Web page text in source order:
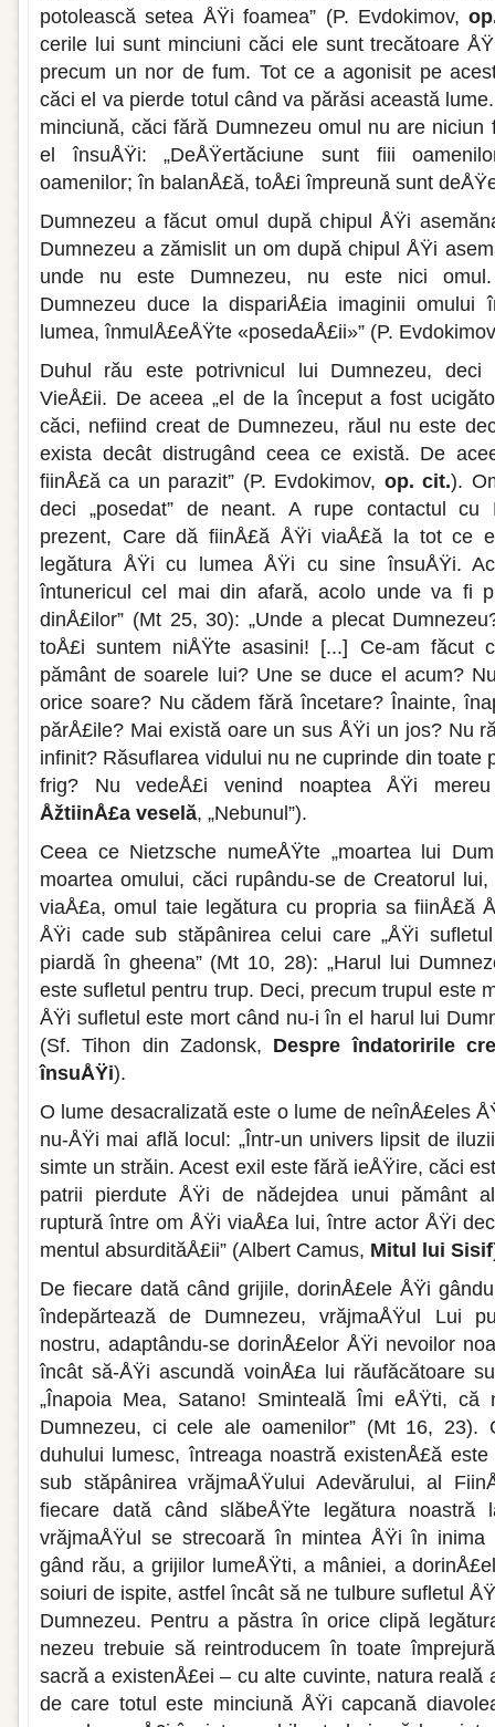
potolească setea ÅŸi foa­mea” (P. Evdokimov,
cerile lui sunt minciuni căci ele sunt trecă­toare
precum un nor de fum. Tot ce a agonisit pe
căci el va pierde totul când va părăsi această
minciună, căci fără Dumnezeu omul nu are niciun
el însuÅŸi: „DeÅŸertăciune sunt fiii
oamenilor; în balanÅ£ă, toÅ£i împreu­nă sunt
Dumnezeu a făcut omul după chipul ÅŸi
Dumne­zeu a zămislit un om după chipul ÅŸi
unde nu este Dumnezeu, nu este nici
Dumnezeu duce la dispariÅ£ia imaginii omului
lumea, înmulÅ£eÅŸte «posedaÅ£ii»” (P.
Duhul rău este potrivnicul lui Dum­nezeu, deci
VieÅ£ii. De aceea „el de la început a fost
căci, nefiind creat de Dumnezeu, răul nu este
exista decât distrugând ceea ce există. De
fiinÅ£ă ca un parazit” (P. Evdokimov, op. cit.).
deci „posedat” de neant. A rupe contactul cu
prezent, Care dă fiinÅ£ă ÅŸi viaÅ£ă la tot ce
legătura ÅŸi cu lumea ÅŸi cu sine însuÅŸi.
întunericul cel mai din afară, acolo unde va fi
dinÅ£ilor” (Mt 25, 30): „Unde a plecat
toÅ£i sun­tem niÅŸte asasini! [...] Ce-am făcut
pământ de soarele lui? Une se duce el acum?
orice soare? Nu cădem fără înce­tare? Înainte,
părÅ£ile? Mai există oare un sus ÅŸi un jos? Nu
infinit? Ră­suflarea vidului nu ne cuprinde din toate
frig? Nu vedeÅ£i ve­nind noaptea ÅŸi mereu
ÅžtiinÅ£a veselă, „Nebunul”).
Ceea ce Nietzsche numeÅŸte „moartea lui
moartea omului, căci rupându-se de Creatorul
viaÅ£a, omul taie legă­tura cu propria sa fiinÅ£ă
ÅŸi cade sub stăpânirea celui care „ÅŸi
piardă în ghe­ena” (Mt 10, 28): „Harul lui
este sufletul pentru trup. Deci, precum trupul este
ÅŸi sufletul este mort când nu-i în el harul lui
(Sf. Tihon din Zadonsk, Despre îndatoririle
însuÅŸi).
O lume desacralizată este o lume de neînÅ£eles
nu-ÅŸi mai află locul: „Într-un univers lipsit de
sim­te un străin. Acest exil este fără ieÅŸire, căci
patrii pierdute ÅŸi de nădejdea unui pământ
ruptură între om ÅŸi viaÅ£a lui, între actor ÅŸi
mentul absurdităÅ£ii” (Albert Camus, Mitul lui Sisif
De fiecare dată când grijile, dorinÅ£ele ÅŸi
îndepărtează de Dumnezeu, vrăjmaÅŸul Lui
nostru, adaptându-se dorinÅ£elor ÅŸi nevoilor
încât să-ÅŸi ascundă voinÅ£a lui răufă­cătoare
„Înapoia Mea, Satano! Sminteală Îmi eÅŸti,
Dumnezeu, ci cele ale oa­menilor” (Mt 16, 23).
duhului lumesc, întreaga noastră existenÅ£ă
sub stăpânirea vrăjmaÅŸului Adevărului, al
fiecare dată când slăbeÅŸte legătura noastră
vrăjmaÅŸul se strecoară în mintea ÅŸi în inima
gând rău, a grijilor lumeÅŸti, a mâniei, a
soiuri de ispite, ast­fel încât să ne tulbure sufletul
Dumnezeu. Pentru a păstra în orice clipă
nezeu trebuie să reintroducem în toate
sacră a existenÅ£ei – cu alte cuvinte, natura reală
de care totul este minciună ÅŸi capcană